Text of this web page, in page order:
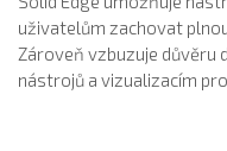
uživatelům zachovat
Zároveň vzbuzuje důvěru
nástrojů a vizualizacím